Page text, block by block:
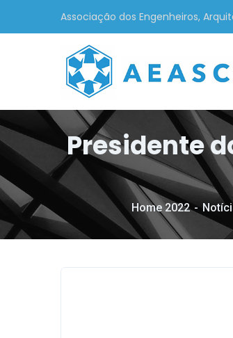
Associação dos Engenheiros,
Presidente
Home 2022